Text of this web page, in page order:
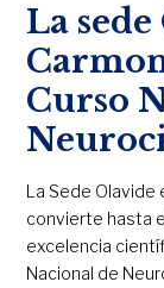
La
Curso
La Sede Olavide
convierte hasta
excelencia
Nacional de